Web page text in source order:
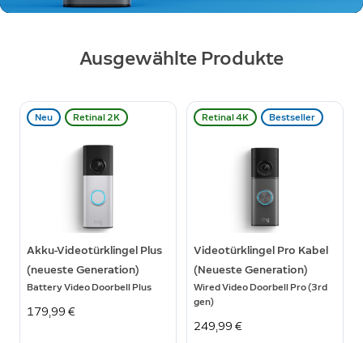
Ausgewählte Produkte
Neu Retinal 2K
Akku-Videotürklingel Plus
(neueste Generation)
Battery Video Doorbell Plus
179,99 €
Retinal 4K Bestseller
Videotürklingel Pro Kabel
(Neueste Generation)
Wired Video Doorbell Pro (3rd
gen)
249,99 €